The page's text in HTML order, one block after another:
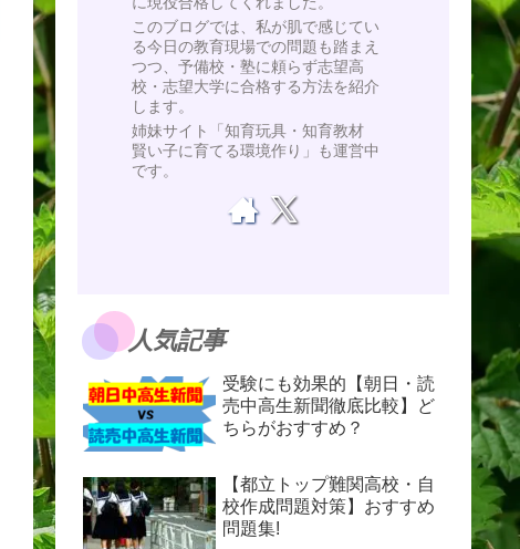
このブログでは、私が肌で感じてい
る今日の教育現場での問題も踏まえ
つつ、予備校・塾に頼らず志望高
校・志望大学に合格する方法を紹介
します。
姉妹サイト「知育玩具・知育教材
賢い子に育てる環境作り」も運営中
です。
人気記事
受験にも効果的【朝日・読
売中高生新聞徹底比較】ど
ちらがおすすめ？
【都立トップ難関高校・自
校作成問題対策】おすすめ
問題集!